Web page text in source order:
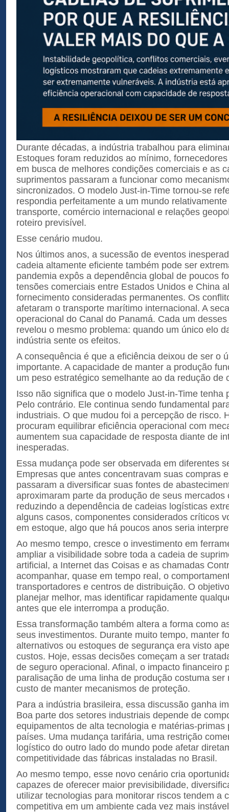
Durante décadas, a indústria trabalhou para
Estoques foram reduzidos ao mínimo,
em busca de melhores condições comerciais e as
suprimentos passaram a funcionar como
sincronizados. O modelo Just-in-Time tornou-se
respondia perfeitamente a um mundo
transporte, comércio internacional e relações
roteiro previsível.
Esse cenário mudou.
Nos últimos anos, a sucessão de eventos
cadeia altamente eficiente também pode ser
pandemia expôs a dependência global de poucos
tensões comerciais entre Estados Unidos e China
fornecimento consideradas permanentes. Os
afetaram o transporte marítimo internacional. A
operacional do Canal do Panamá. Cada um
revelou o mesmo problema: quando um único elo
indústria sente os efeitos.
A consequência é que a eficiência deixou de ser o
importante. A capacidade de manter a produção
um peso estratégico semelhante ao da redução de
Isso não significa que o modelo Just-in-Time tenha
Pelo contrário. Ele continua sendo fundamental
industriais. O que mudou foi a percepção de risco.
procuram equilibrar eficiência operacional com
aumentem sua capacidade de resposta diante de
inesperadas.
Essa mudança pode ser observada em diferentes
Empresas que antes concentravam suas compras
passaram a diversificar suas fontes de
aproximaram parte da produção de seus mercados
reduzindo a dependência de cadeias logísticas
alguns casos, componentes considerados críticos
em estoque, algo que há poucos anos seria
Ao mesmo tempo, cresce o investimento em
ampliar a visibilidade sobre toda a cadeia de
artificial, a Internet das Coisas e as chamadas
acompanhar, quase em tempo real, o
transportadores e centros de distribuição. O
planejar melhor, mas identificar rapidamente
antes que ele interrompa a produção.
Essa transformação também altera a forma como
seus investimentos. Durante muito tempo, manter
alternativos ou estoques de segurança era visto
custos. Hoje, essas decisões começam a ser
de seguro operacional. Afinal, o impacto financeiro
paralisação de uma linha de produção costuma ser
custo de manter mecanismos de proteção.
Para a indústria brasileira, essa discussão ganha
Boa parte dos setores industriais depende de
equipamentos de alta tecnologia e matérias-primas
países. Uma mudança tarifária, uma restrição
logístico do outro lado do mundo pode afetar
competitividade das fábricas instaladas no Brasil.
Ao mesmo tempo, esse novo cenário cria
capazes de oferecer maior previsibilidade,
utilizar tecnologias para monitorar riscos tendem a
competitiva em um ambiente cada vez mais